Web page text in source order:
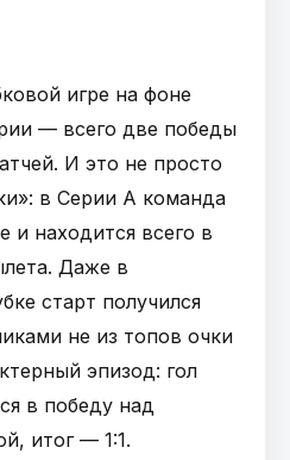
игре на фоне
— всего две победы
И это не просто
в Серии A команда
и находится всего в
Даже в
старт получился
не из топов очки
эпизод: гол
в победу над
итог — 1:1.